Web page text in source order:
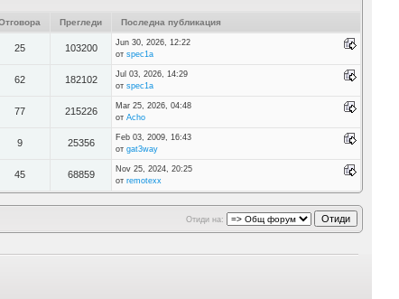
Прегледи Последна публикация
25 103200
Jun 30, 2026, 12:22
от spec1a
62 182102
Jul 03, 2026, 14:29
от spec1a
77 215226
Mar 25, 2026, 04:48
от Acho
9 25356
Feb 03, 2009, 16:43
от gat3way
45 68859
Nov 25, 2024, 20:25
от remotexx
Отиди на: